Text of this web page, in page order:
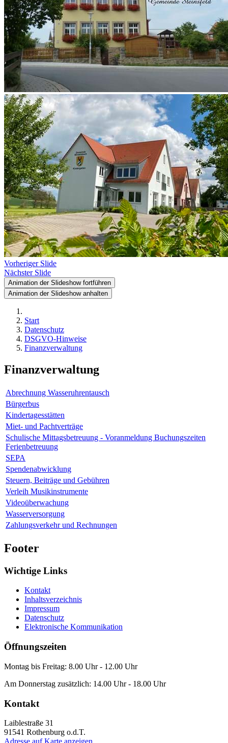
Vorheriger Slide
Nächster Slide
Animation der Slideshow fortführen
Animation der Slideshow anhalten
Start
Datenschutz
DSGVO-Hinweise
Finanzverwaltung
Finanzverwaltung
Abrechnung Wasseruhrentausch
Bürgerbus
Kindertagesstätten
Miet- und Pachtverträge
Schulische Mittagsbetreuung - Voranmeldung Buchungszeiten
Ferienbetreuung
SEPA
Spendenabwicklung
Steuern, Beiträge und Gebühren
Verleih Musikinstrumente
Videoüberwachung
Wasserversorgung
Zahlungsverkehr und Rechnungen
Footer
Wichtige Links
Kontakt
Inhaltsverzeichnis
Impressum
Datenschutz
Elektronische Kommunikation
Öffnungszeiten
Montag bis Freitag: 8.00 Uhr - 12.00 Uhr
Am Donnerstag zusätzlich: 14.00 Uhr - 18.00 Uhr
Kontakt
Laiblestraße 31
91541 Rothenburg o.d.T.